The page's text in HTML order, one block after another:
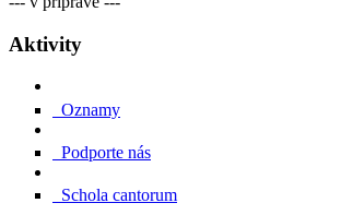
Aktivity
Oznamy
Podporte nás
Schola cantorum